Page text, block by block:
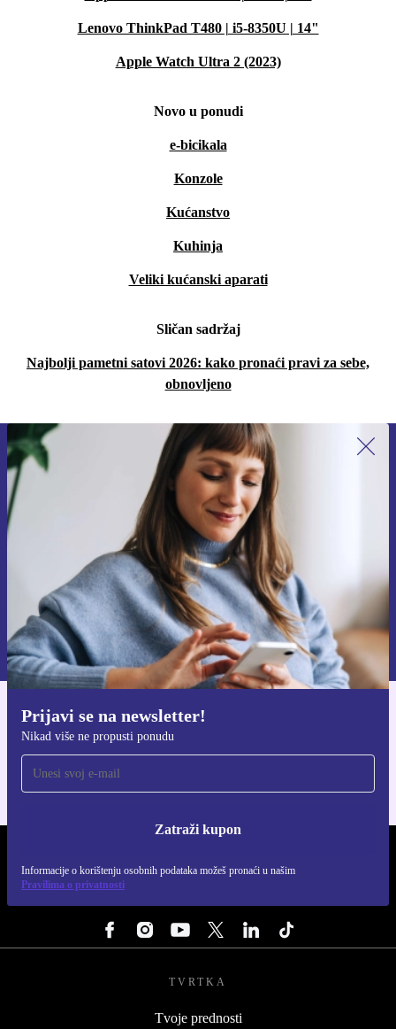
Lenovo ThinkPad T480 | i5-8350U | 14"
Apple Watch Ultra 2 (2023)
Novo u ponudi
e-bicikala
Konzole
Kućanstvo
Kuhinja
Veliki kućanski aparati
Sličan sadržaj
Najbolji pametni satovi 2026: kako pronaći pravi za sebe,
obnovljeno
Prijavi se na newsletter!
Nikad više ne propusti ponudu
Zatraži kupon
Informacije o korištenju osobnih podataka možeš pronaći u našim
Pravilima o privatnosti
Prijavi se na newsletter!
Nikad više ne propusti ponudu.
Zatraži kupon
Informacije o korištenju osobnih podataka možeš pronaći u našim
Pravilima privatnosti.
Preuzmi refurbed aplikaciju
Za iOS i Android
TVRTKA
Tvoje prednosti